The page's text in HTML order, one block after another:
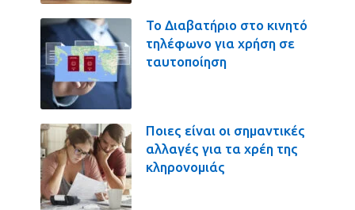
Το Διαβατήριο στο κινητό
τηλέφωνο για χρήση σε
ταυτοποίηση
Ποιες είναι οι σημαντικές
αλλαγές για τα χρέη της
κληρονομιάς